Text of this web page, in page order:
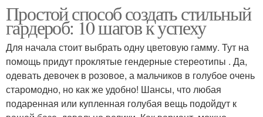
Простой способ создать стильный
гардероб: 10 шагов к успеху
Для начала стоит выбрать одну цветовую гамму. Тут на
помощь придут проклятые гендерные стереотипы . Да,
одевать девочек в розовое, а мальчиков в голубое очень
старомодно, но как же удобно! Шансы, что любая
подаренная или купленная голубая вещь подойдут к